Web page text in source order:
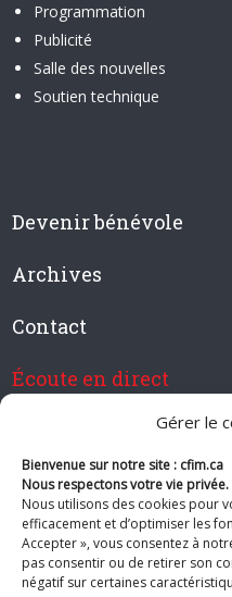
Gérer le
Bienvenue sur notre site : cfim.ca
Nous respectons votre vie privée.
Nous utilisons des cookies pour
efficacement et d’optimiser les
Accepter », vous consentez à
pas consentir ou de retirer son
négatif sur certaines
Programmation
Publicité
Salle des nouvelles
Soutien technique
Devenir bénévole
Archives
Contact
Écoute en direct
Devenir membre de